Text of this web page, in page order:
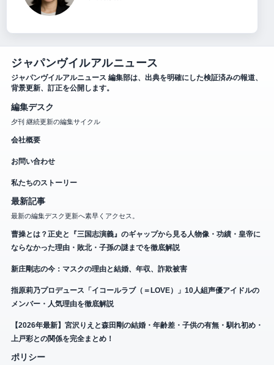
ジャパンヴイルアルニュース
ジャパンヴイルアルニュース 編集部は、出典を明確にした検証済みの報道、
背景更新、訂正を公開します。
編集デスク
夕刊 継続更新の編集サイクル
会社概要
お問い合わせ
私たちのストーリー
最新記事
最新の編集デスク更新へ素早くアクセス。
曹操とは？正史と『三国志演義』のギャップから見る人物像・功績・皇帝に
ならなかった理由・敗北・子孫の謎までを徹底解説
新庄剛志の今：マスクの理由と結婚、年収、詐欺被害
指原莉乃プロデュース「イコールラブ（＝LOVE）」10人組声優アイドルの
メンバー・人気理由を徹底解説
【2026年最新】宮沢りえと森田剛の結婚・年齢差・子供の有無・馴れ初め・
上戸彩との関係を完全まとめ！
ポリシー